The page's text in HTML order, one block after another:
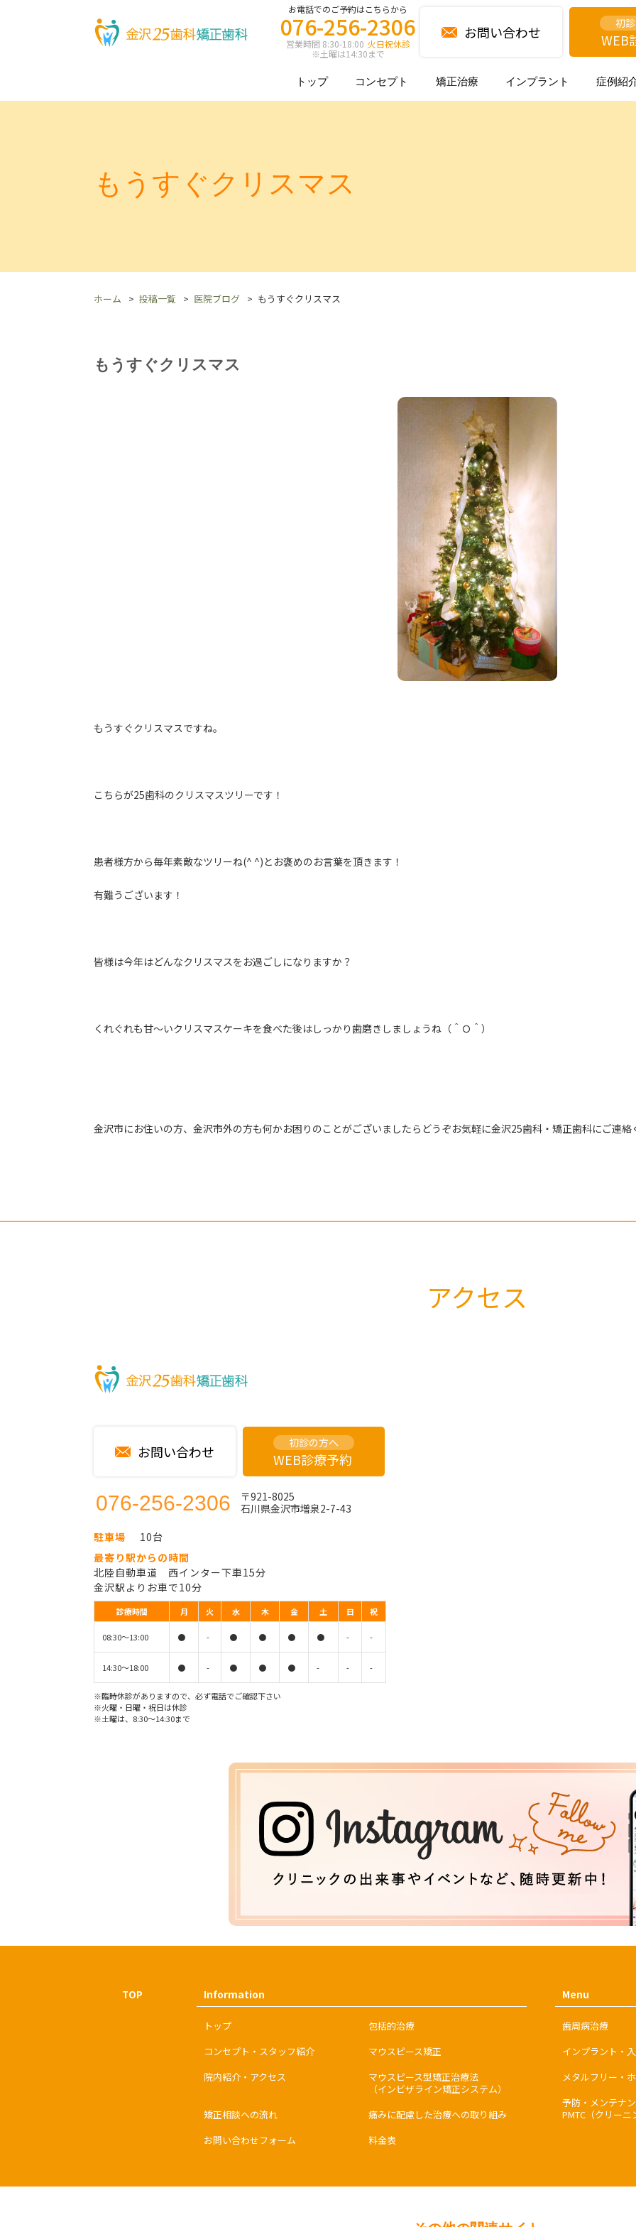
お電話でのご予約はこちらから
076-256-2306
営業時間 8:30-18:00 火日祝休診
※土曜は14:30まで
お問い合わせ 初
WEB
トップ コンセプト 矯正治療 インプラント 症例紹
もうすぐクリスマス
ホーム 投稿一覧 医院ブログ もうすぐクリスマス
もうすぐクリスマス
もうすぐクリスマスですね。
こちらが25歯科のクリスマスツリーです！
患者様方から毎年素敵なツリーね(^ ^)とお褒めのお言葉を頂きます！
有難うございます！
皆様は今年はどんなクリスマスをお過ごしになりますか？
くれぐれも甘～いクリスマスケーキを食べた後はしっかり歯磨きしましょうね（＾Ｏ＾）
金沢市にお住いの方、金沢市外の方も何かお困りのことがございましたらどうぞお気軽に金沢25歯科・矯正歯科にご連絡
アクセス
お問い合わせ 初診の方へ
WEB診療予約
076-256-2306
〒921-8025
石川県金沢市増泉2-7-43
駐車場
10台
最寄り駅からの時間
北陸自動車道 西インター下車15分
金沢駅よりお車で10分
診療時間 月 火 水 木 金 土 日 祝
08:30〜13:00 ● - ● ● ● ● - -
14:30〜18:00 ● - ● ● ● - - -
※臨時休診がありますので、必ず電話でご確認下さい
※火曜・日曜・祝日は休診
※土曜は、8:30〜14:30まで
TOP Information
トップ
包括的治療
コンセプト・スタッフ紹介
マウスピース矯正
院内紹介・アクセス
マウスピース型矯正治療法
（インビザライン矯正システム）
矯正相談への流れ
痛みに配慮した治療への取り組み
お問い合わせフォーム
料金表
Menu
歯周病治療
インプラント・
メタルフリー・
予防・メンテナン
PMTC（クリーニ